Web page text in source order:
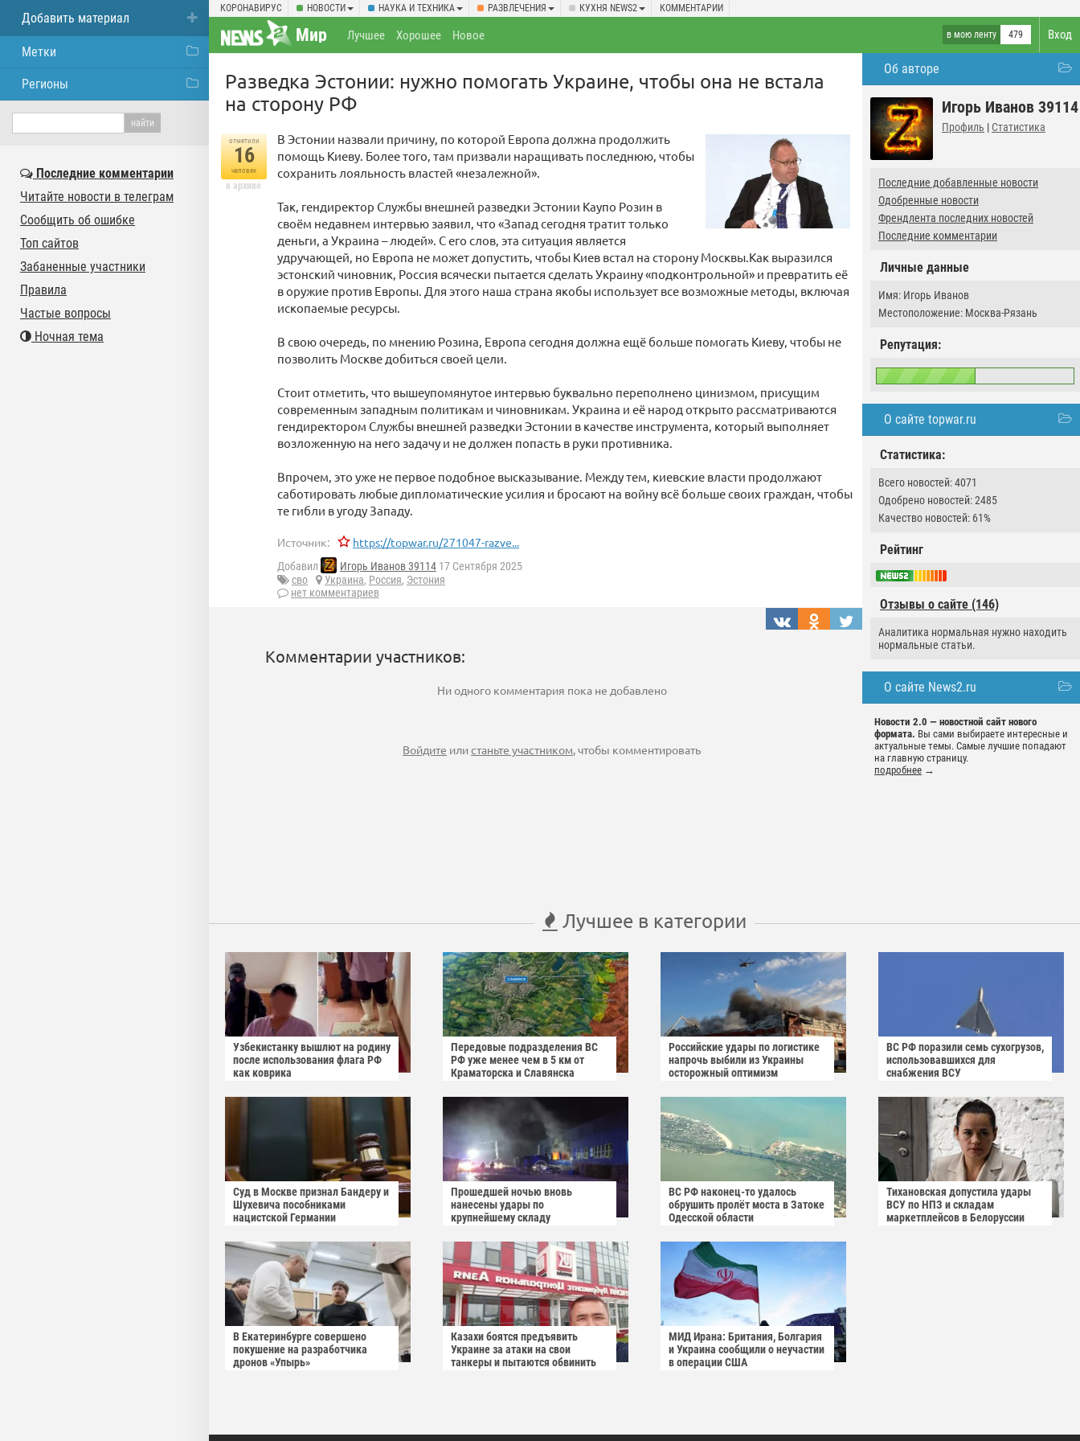
КОРОНАВИРУС НОВОСТИ НАУКА И ТЕХНИКА РАЗВЛЕЧЕНИЯ КУХНЯ NEWS2 КОММЕНТАРИИ
Вход
Мир в мою ленту 479
Лучшее Хорошее Новое
Об авторе
Игорь Иванов 39114
Профиль | Статистика
Последние добавленные новости
Одобренные новости
Френдлента последних новостей
Последние комментарии
Личные данные
Имя: Игорь Иванов
Местоположение: Москва-Рязань
Репутация:
О сайте topwar.ru
Статистика:
Всего новостей: 4071
Одобрено новостей: 2485
Качество новостей: 61%
Рейтинг
Отзывы о сайте (146)
Аналитика нормальная нужно находить
нормальные статьи.
О сайте News2.ru
Новости 2.0 — новостной сайт нового
формата. Вы сами выбираете интересные и
актуальные темы. Самые лучшие попадают
на главную страницу.
подробнее →
Разведка Эстонии: нужно помогать Украине, чтобы она не встала
на сторону РФ
отметили
16
человек
в архиве
В Эстонии назвали причину, по которой Европа должна продолжить
помощь Киеву. Более того, там призвали наращивать последнюю, чтобы
сохранить лояльность властей «незалежной».
Так, гендиректор Службы внешней разведки Эстонии Каупо Розин в
своём недавнем интервью заявил, что «Запад сегодня тратит только
деньги, а Украина – людей». С его слов, эта ситуация является
удручающей, но Европа не может допустить, чтобы Киев встал на сторону Москвы.Как выразился
эстонский чиновник, Россия всячески пытается сделать Украину «подконтрольной» и превратить её
в оружие против Европы. Для этого наша страна якобы использует все возможные методы, включая
ископаемые ресурсы.
В свою очередь, по мнению Розина, Европа сегодня должна ещё больше помогать Киеву, чтобы не
позволить Москве добиться своей цели.
Стоит отметить, что вышеупомянутое интервью буквально переполнено цинизмом, присущим
современным западным политикам и чиновникам. Украина и её народ открыто рассматриваются
гендиректором Службы внешней разведки Эстонии в качестве инструмента, который выполняет
возложенную на него задачу и не должен попасть в руки противника.
Впрочем, это уже не первое подобное высказывание. Между тем, киевские власти продолжают
саботировать любые дипломатические усилия и бросают на войну всё больше своих граждан, чтобы
те гибли в угоду Западу.
Источник: https://topwar.ru/271047-razve...
Добавил Игорь Иванов 39114 17 Сентября 2025
сво
Украина, Россия, Эстония
нет комментариев
Комментарии участников:
Ни одного комментария пока не добавлено
Войдите илистаньте участником, чтобы комментировать
Лучшее в категории
Узбекистанку вышлют на родину
после использования флага РФ
как коврика
Передовые подразделения ВС
РФ уже менее чем в 5 км от
Краматорска и Славянска
Российские удары по логистике
напрочь выбили из Украины
осторожный оптимизм
ВС РФ поразили семь сухогрузов,
использовавшихся для
снабжения ВСУ
Суд в Москве признал Бандеру и
Шухевича пособниками
нацистской Германии
Прошедшей ночью вновь
нанесены удары по
крупнейшему складу
Rozetka
ВС РФ наконец-то удалось
обрушить пролёт моста в Затоке
Одесской области
Тихановская допустила удары
ВСУ по НПЗ и складам
маркетплейсов в Белоруссии
В Екатеринбурге совершено
покушение на разработчика
дронов «Упырь»
Казахи боятся предъявить
Украине за атаки на свои
танкеры и пытаются обвинить
МИД Ирана: Британия, Болгария
и Украина сообщили о неучастии
в операции США
Добавить материал
Метки
Регионы
Последние комментарии
Читайте новости в телеграм
Сообщить об ошибке
Топ сайтов
Забаненные участники
Правила
Частые вопросы
Ночная тема